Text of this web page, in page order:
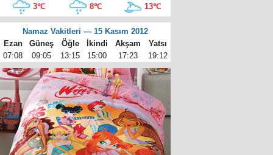
3℃ 8℃ 13℃
Namaz Vakitleri — 15 Kasım 2012
Ezan
Güneş Öğle İkindi Akşam
Yatsı
07:08
09:05 13:15 15:00 17:23 19:12